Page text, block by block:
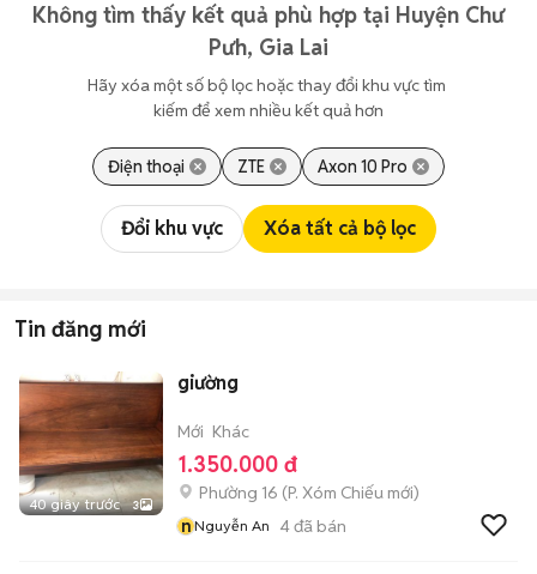
Không tìm thấy kết quả phù hợp tại Huyện Chư
Pưh, Gia Lai
Hãy xóa một số bộ lọc hoặc thay đổi khu vực tìm
kiếm để xem nhiều kết quả hơn
Điện thoại ZTE Axon 10 Pro
Đổi khu vực Xóa tất cả bộ lọc
Tin đăng mới
40 giây trước 3
giường
Mới Khác
1.350.000 đ
Phường 16 (P. Xóm Chiếu mới)
nNguyễn An 4đã bán